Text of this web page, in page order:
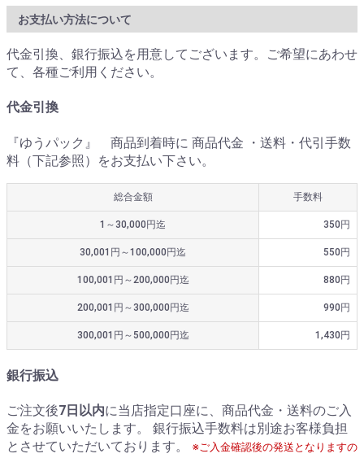
お支払い方法について
代金引換、銀行振込を用意してございます。ご希望にあわせ
て、各種ご利用ください。
代金引換
『ゆうパック』 商品到着時に 商品代金 ・送料・代引手数
料（下記参照）をお支払い下さい。
総合金額 手数料
1～30,000円迄 350円
30,001円～100,000円迄 550円
100,001円～200,000円迄 880円
200,001円～300,000円迄 990円
300,001円～500,000円迄 1,430円
銀行振込
ご注文後7日以内に当店指定口座に、商品代金・送料のご入
金をお願いいたします。 銀行振込手数料は別途お客様負担
とさせていただいております。
※ご入金確認後の発送となりますの